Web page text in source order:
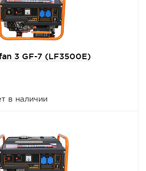
3 GF-7 (LF3500E)
в наличии